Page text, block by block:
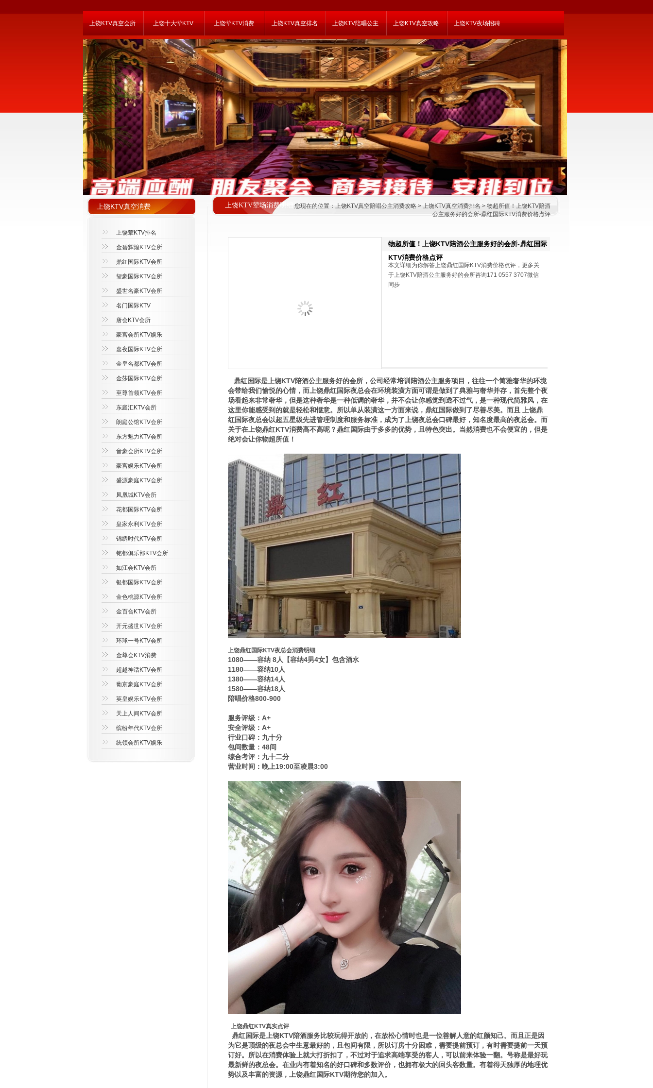
上饶KTV真空会所 上饶十大荤KTV 上饶荤KTV消费 上饶KTV真空排名 上饶KTV陪唱公主 上饶KTV真空攻略 上饶KTV夜场招聘
上饶KTV荤场消费明细 您现在的位置： 上饶KTV真空陪唱公主消费攻略 > 上饶KTV真空消费排名 > 物超所值！上饶KTV陪酒
公主服务好的会所-鼎红国际KTV消费价格点评
上饶KTV真空消费
上饶荤KTV排名
金碧辉煌KTV会所
鼎红国际KTV会所
玺豪国际KTV会所
盛世名豪KTV会所
名门国际KTV
唐会KTV会所
豪宫会所KTV娱乐
嘉夜国际KTV会所
金皇名都KTV会所
金莎国际KTV会所
至尊首领KTV会所
东庭汇KTV会所
朗庭公馆KTV会所
东方魅力KTV会所
音豪会所KTV会所
豪宫娱乐KTV会所
盛源豪庭KTV会所
凤凰城KTV会所
花都国际KTV会所
皇家永利KTV会所
锦绣时代KTV会所
铭都俱乐部KTV会所
如江会KTV会所
银都国际KTV会所
金色桃源KTV会所
金百合KTV会所
开元盛世KTV会所
环球一号KTV会所
金尊会KTV消费
超越神话KTV会所
葡京豪庭KTV会所
英皇娱乐KTV会所
天上人间KTV会所
缤纷年代KTV会所
统领会所KTV娱乐
物超所值！上饶KTV陪酒公主服务好的会所-鼎红国际
KTV消费价格点评
本文详细为你解答上饶鼎红国际KTV消费价格点评，更多关
于上饶KTV陪酒公主服务好的会所咨询171 0557 3707微信
同步
鼎红国际是上饶KTV陪酒公主服务好的会所，公司经常培训陪酒公主服务项目，往往一个简雅奢华的环境
会带给我们愉悦的心情，而上饶鼎红国际夜总会在环境装潢方面可谓是做到了典雅与奢华并存，首先整个夜
场看起来非常奢华，但是这种奢华是一种低调的奢华，并不会让你感觉到透不过气，是一种现代简雅风，在
这里你能感受到的就是轻松和惬意。所以单从装潢这一方面来说，鼎红国际做到了尽善尽美。而且 上饶鼎
红国际夜总会以超五星级先进管理制度和服务标准，成为了上饶夜总会口碑最好，知名度最高的夜总会。而
关于在上饶鼎红KTV消费高不高呢？鼎红国际由于多多的优势，且特色突出。当然消费也不会便宜的，但是
绝对会让你物超所值！
上饶鼎红国际KTV夜总会消费明细
1080——容纳 8人【容纳4男4女】包含酒水
1180——容纳10人
1380——容纳14人
1580——容纳18人
陪唱价格800-900
服务评级：A+
安全评级：A+
行业口碑：九十分
包间数量：48间
综合考评：九十二分
营业时间：晚上19:00至凌晨3:00
上饶鼎红KTV真实点评
鼎红国际是上饶KTV陪酒服务比较玩得开放的，在放松心情时也是一位善解人意的红颜知己。而且正是因
为它是顶级的夜总会中生意最好的，且包间有限，所以订房十分困难，需要提前预订，有时需要提前一天预
订好。所以在消费体验上就大打折扣了，不过对于追求高端享受的客人，可以前来体验一翻。号称是最好玩
最新鲜的夜总会。在业内有着知名的好口碑和多数评价，也拥有极大的回头客数量。有着得天独厚的地理优
势以及丰富的资源，上饶鼎红国际KTV期待您的加入。